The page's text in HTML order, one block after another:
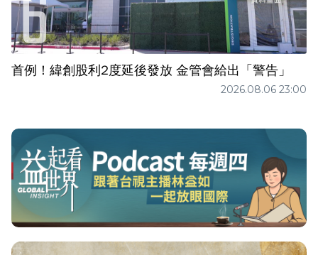
首例！緯創股利2度延後發放 金管會給出「警告」
2026.08.06 23:00